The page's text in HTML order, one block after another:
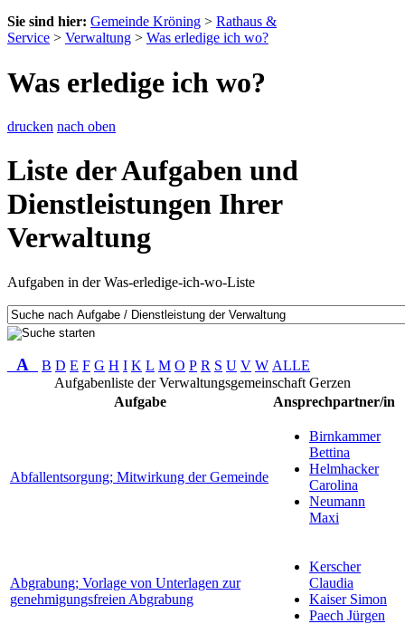
Sie sind hier: Gemeinde Kröning > Rathaus &
Service > Verwaltung > Was erledige ich wo?
Was erledige ich wo?
drucken nach oben
Liste der Aufgaben und
Dienstleistungen Ihrer
Verwaltung
Aufgaben in der Was-erledige-ich-wo-Liste
A B D E F G H I K L M O P R S U V W ALLE
Aufgabenliste der Verwaltungsgemeinschaft Gerzen
Aufgabe
Ansprechpartner/in
Abfallentsorgung; Mitwirkung der Gemeinde
Birnkammer
Bettina
Helmhacker
Carolina
Neumann
Maxi
Abgrabung; Vorlage von Unterlagen zur
genehmigungsfreien Abgrabung
Kerscher
Claudia
Kaiser Simon
Paech Jürgen